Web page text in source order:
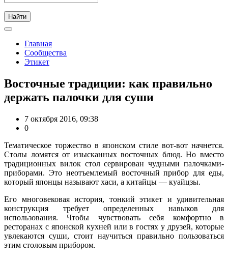
Главная
Сообщества
Этикет
Восточные традиции: как правильно
держать палочки для суши
7 октября 2016, 09:38
0
Тематическое торжество в японском стиле вот-вот начнется.
Столы ломятся от изысканных восточных блюд. Но вместо
традиционных вилок стол сервирован чудными палочками-
приборами. Это неотъемлемый восточный прибор для еды,
который японцы называют хаси, а китайцы ― куайцзы.
Его многовековая история, тонкий этикет и удивительная
конструкция требует определенных навыков для
использования. Чтобы чувствовать себя комфортно в
ресторанах с японской кухней или в гостях у друзей, которые
увлекаются суши, стоит научиться правильно пользоваться
этим столовым прибором.